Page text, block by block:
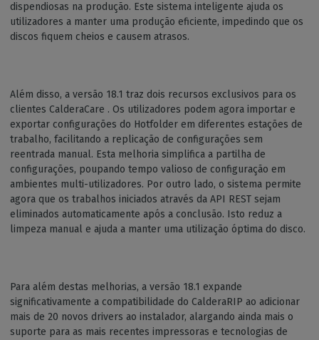
dispendiosas na produção. Este sistema inteligente ajuda os
utilizadores a manter uma produção eficiente, impedindo que os
discos fiquem cheios e causem atrasos.
Além disso, a versão 18.1 traz dois recursos exclusivos para os
clientes CalderaCare . Os utilizadores podem agora importar e
exportar configurações do Hotfolder em diferentes estações de
trabalho, facilitando a replicação de configurações sem
reentrada manual. Esta melhoria simplifica a partilha de
configurações, poupando tempo valioso de configuração em
ambientes multi-utilizadores. Por outro lado, o sistema permite
agora que os trabalhos iniciados através da API REST sejam
eliminados automaticamente após a conclusão. Isto reduz a
limpeza manual e ajuda a manter uma utilização óptima do disco.
Para além destas melhorias, a versão 18.1 expande
significativamente a compatibilidade do CalderaRIP ao adicionar
mais de 20 novos drivers ao instalador, alargando ainda mais o
suporte para as mais recentes impressoras e tecnologias de